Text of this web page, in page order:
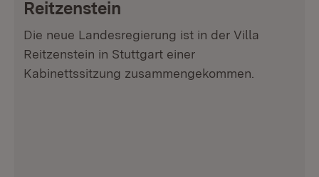
Reitzenstein
Die neue Landesregierung ist in der Villa
Reitzenstein in Stuttgart einer
Kabinettssitzung zusammengekommen.